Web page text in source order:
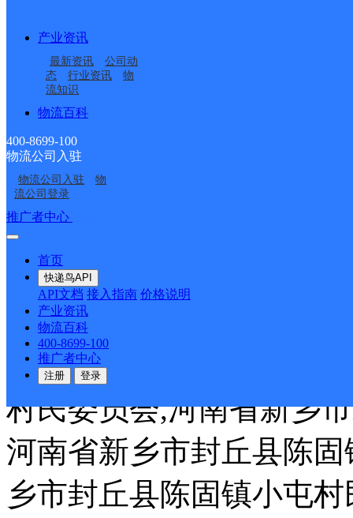
产业资讯
最新资讯
公司动
态
行业资讯
物
流知识
物流百科
400-8699-100
物流公司入驻
物流公司入驻
物
流公司登录
推广者中心
首页
快递鸟API
API文档 接入指南 价格说明
产业资讯
物流百科
400-8699-100
推广者中心
注册 登录
村民委员会,河南省新乡
河南省新乡市封丘县陈
市封丘县陈固镇关屯村
固镇周家村村民委员会,
村民委员会,河南省新乡
会,河南省新乡市封丘县
新乡市封丘县陈固镇三
丘县陈固镇西丈八村民
镇东守宫村民委员会,河
村民委员会,河南省新乡
河南省新乡市封丘县陈
乡市封丘县陈固镇小屯